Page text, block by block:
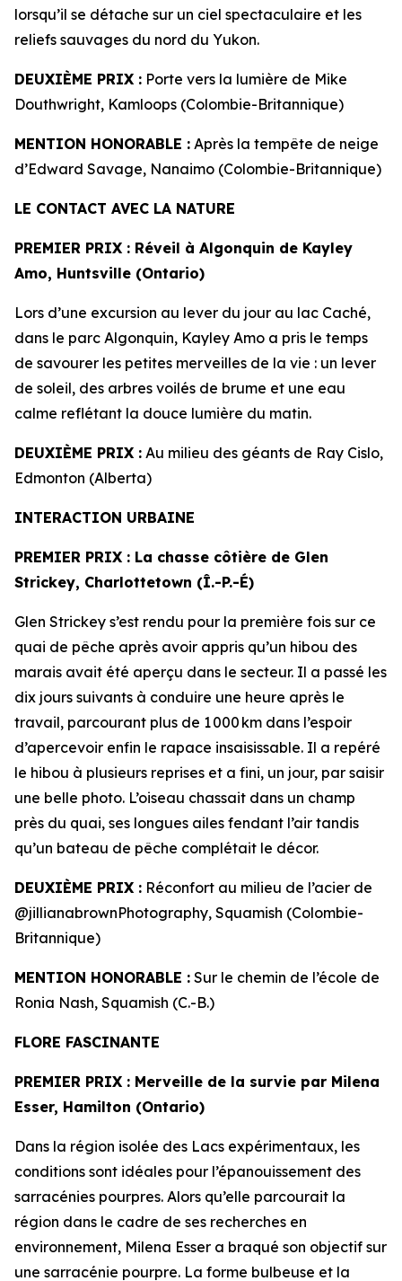
lorsqu’il se détache sur un ciel spectaculaire et les
reliefs sauvages du nord du Yukon.
DEUXIÈME PRIX : Porte vers la lumière de Mike
Douthwright, Kamloops (Colombie-Britannique)
MENTION HONORABLE : Après la tempête de neige
d’Edward Savage, Nanaimo (Colombie-Britannique)
LE CONTACT AVEC LA NATURE
PREMIER PRIX : Réveil à Algonquin de Kayley
Amo, Huntsville (Ontario)
Lors d’une excursion au lever du jour au lac Caché,
dans le parc Algonquin, Kayley Amo a pris le temps
de savourer les petites merveilles de la vie : un lever
de soleil, des arbres voilés de brume et une eau
calme reflétant la douce lumière du matin.
DEUXIÈME PRIX : Au milieu des géants de Ray Cislo,
Edmonton (Alberta)
INTERACTION URBAINE
PREMIER PRIX : La chasse côtière de Glen
Strickey, Charlottetown (Î.-P.-É)
Glen Strickey s’est rendu pour la première fois sur ce
quai de pêche après avoir appris qu’un hibou des
marais avait été aperçu dans le secteur. Il a passé les
dix jours suivants à conduire une heure après le
travail, parcourant plus de 1 000 km dans l’espoir
d’apercevoir enfin le rapace insaisissable. Il a repéré
le hibou à plusieurs reprises et a fini, un jour, par saisir
une belle photo. L’oiseau chassait dans un champ
près du quai, ses longues ailes fendant l’air tandis
qu’un bateau de pêche complétait le décor.
DEUXIÈME PRIX : Réconfort au milieu de l’acier de
@jillianabrownPhotography, Squamish (Colombie-
Britannique)
MENTION HONORABLE : Sur le chemin de l’école de
Ronia Nash, Squamish (C.-B.)
FLORE FASCINANTE
PREMIER PRIX : Merveille de la survie par Milena
Esser, Hamilton (Ontario)
Dans la région isolée des Lacs expérimentaux, les
conditions sont idéales pour l’épanouissement des
sarracénies pourpres. Alors qu’elle parcourait la
région dans le cadre de ses recherches en
environnement, Milena Esser a braqué son objectif sur
une sarracénie pourpre. La forme bulbeuse et la